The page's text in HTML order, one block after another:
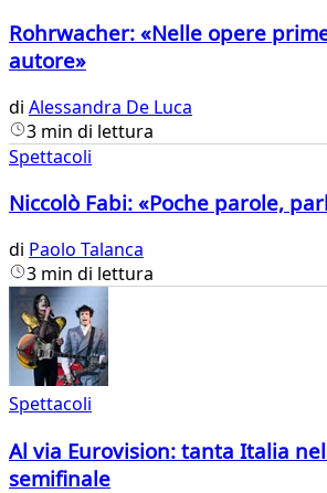
Rohrwacher: «Nelle opere
autore»
di Alessandra De Luca
3 min di lettura
Spettacoli
Niccolò Fabi: «Poche parole,
di Paolo Talanca
3 min di lettura
Spettacoli
Al via Eurovision: tanta Italia
semifinale